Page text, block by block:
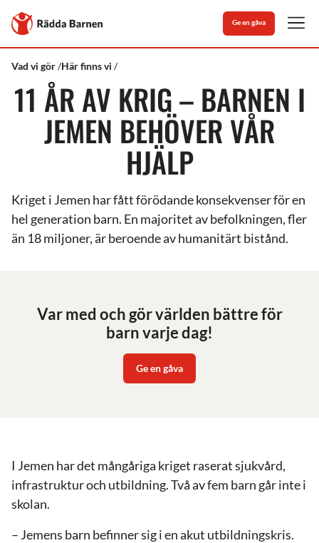
Till
Rädda
Barnens
Ge en gåva
Rädda
Vad vi gör Här finns vi
Jemen
11 ÅR AV KRIG – BARNEN I
JEMEN BEHÖVER VÅR
HJÄLP
Kriget i Jemen har fått förödande konsekvenser för en
hel generation barn. En majoritet av befolkningen, fler
än 18 miljoner, är beroende av humanitärt bistånd.
Var med och gör världen bättre för
barn varje dag!
Ge en gåva
I Jemen har det mångåriga kriget raserat sjukvård,
infrastruktur och utbildning. Två av fem barn går inte i
skolan.
– Jemens barn befinner sig i en akut utbildningskris.